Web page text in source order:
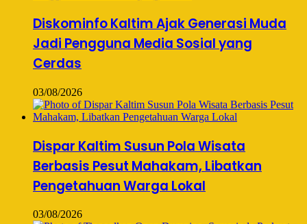
Diskominfo Kaltim Ajak Generasi Muda
Jadi Pengguna Media Sosial yang
Cerdas
03/08/2026
Dispar Kaltim Susun Pola Wisata
Berbasis Pesut Mahakam, Libatkan
Pengetahuan Warga Lokal
03/08/2026